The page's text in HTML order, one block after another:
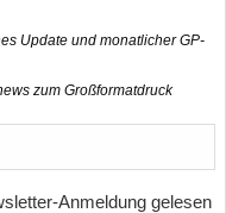
Update und monatlicher GP-
zum Großformatdruck
Anmeldung gelesen